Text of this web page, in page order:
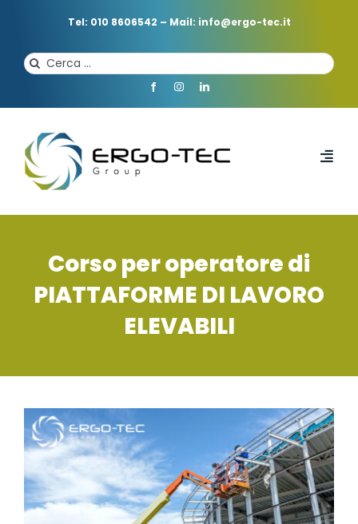
Tel: 010 8606542 – Mail: info@ergo-tec.it
Cerca
per:
HOME
CHI SIAMO
SERVIZI
FORMAZIONE
NEWS
Corso per operatore di
PIATTAFORME DI LAVORO
ELEVABILI
View
Larger
Image